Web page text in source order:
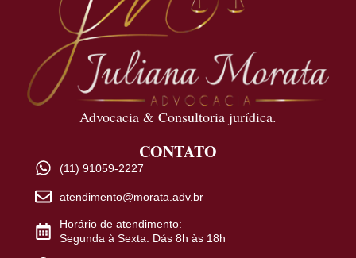
Advocacia & Consultoria jurídica.
CONTATO
(11) 91059-2227
atendimento@morata.adv.br
Horário de atendimento:
Segunda à Sexta. Dás 8h às 18h